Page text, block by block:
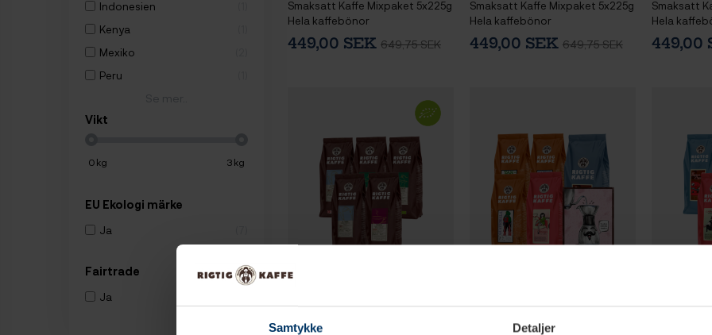
Samtykke Detaljer
Indonesien
Kenya
Mexiko
Peru
Vikt
0kg 3kg
EU Ekologi märke
Ja
Fairtrade
Ja
Smaksatt Kaffe Mixpaket 5x225g
Hela kaffebönor
449,00 SEK 649,75 SEK
Smaksatt Kaffe Mixpaket 5x225g
Hela kaffebönor
449,00 SEK 649,75 SEK
Smaksatt
Hela
449,00